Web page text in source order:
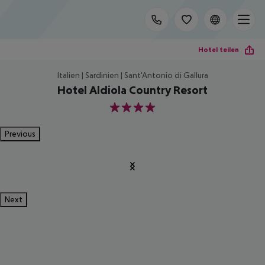
Hotel teilen
Italien | Sardinien | Sant'Antonio di Gallura
Hotel Aldiola Country Resort
4
Previous
Next